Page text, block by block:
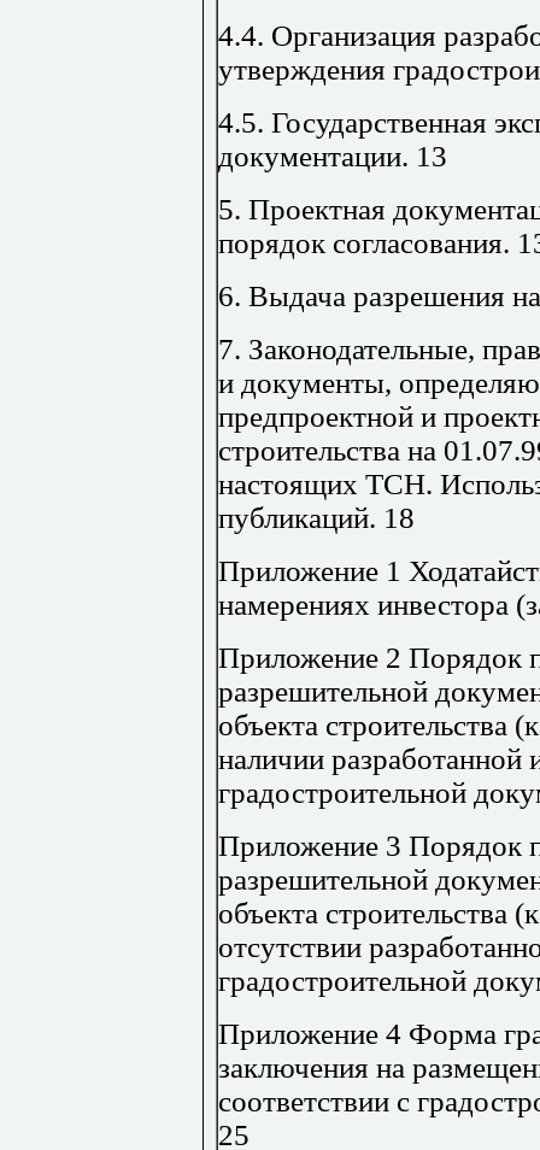
4.4. Организация
утверждения
4.5. Государственная
документации. 13
5. Проектная
порядок согласования.
6. Выдача разрешения
7. Законодательные,
и документы,
предпроектной и
строительства на
настоящих ТСН.
публикаций. 18
Приложение 1
намерениях инвестора
Приложение 2 Порядок
разрешительной
объекта строительства
наличии разработанной
градостроительной
Приложение 3 Порядок
разрешительной
объекта строительства
отсутствии
градостроительной
Приложение 4 Форма
заключения на
соответствии с
25